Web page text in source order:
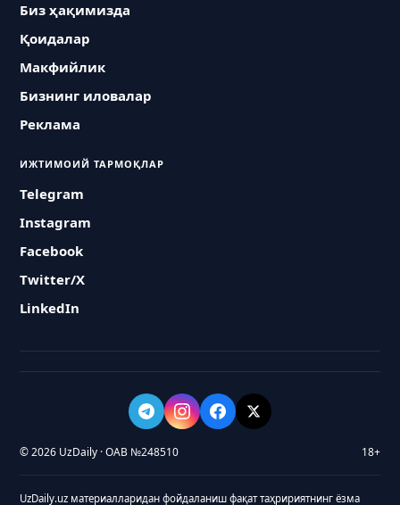
Биз ҳақимизда
Қоидалар
Макфийлик
Бизнинг иловалар
Реклама
ИЖТИМОИЙ ТАРМОҚЛАР
Telegram
Instagram
Facebook
Twitter/X
LinkedIn
© 2026 UzDaily · ОАВ №248510 18+
UzDaily.uz материалларидан фойдаланиш фақат таҳририятнинг ёзма